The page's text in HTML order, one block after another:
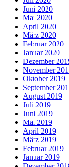
Juni 2020
Mai 2020
April 2020
März 2020
Februar 2020
Januar 2020
Dezember
November
Oktober 2019
September
August 2019
Juli 2019
Juni 2019
Mai 2019
April 2019
März 2019
Februar 2019
Januar 2019